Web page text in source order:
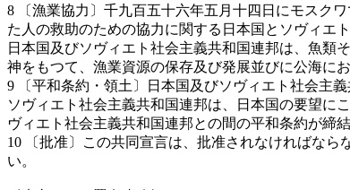
8 〔漁業協力〕千九百五十六年五月十四日にモスク
た人の救助のための協力に関する日本国とソヴィエ
日本国及びソヴィエト社会主義共和国連邦は、魚類
神をもつて、漁業資源の保存及び発展並びに公海に
9 〔平和条約・領土〕日本国及びソヴィエト社会主
ソヴィエト社会主義共和国連邦は、日本国の要望に
ヴィエト社会主義共和国連邦との間の平和条約が締
10 〔批准〕この共同宣言は、批准されなければな
い。